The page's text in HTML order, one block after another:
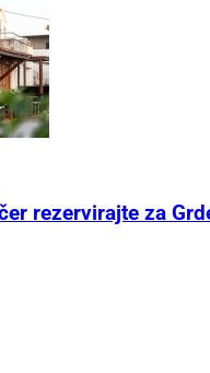
rezervirajte za